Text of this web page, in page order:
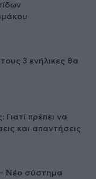
3 ενήλικες θα
Γιατί πρέπει να
και απαντήσεις
Νέο σύστημα